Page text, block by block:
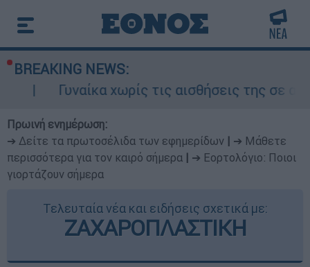
BREAKING NEWS:
χωρίς τις αισθήσεις της σε ακάλυπτο
Πρωινή ενημέρωση:
➔ Δείτε τα πρωτοσέλιδα των εφημερίδων
➔ Μάθετε
περισσότερα για τον καιρό σήμερα
➔ Εορτολόγιο: Ποιοι
γιορτάζουν σήμερα
Τελευταία νέα και ειδήσεις σχετικά με:
ΖΑΧΑΡΟΠΛΑΣΤΙΚΗ